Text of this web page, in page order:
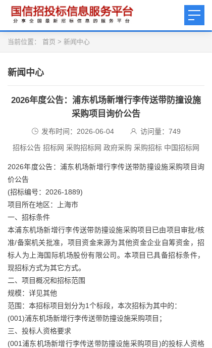
当前位置： 首页 > 新闻中心
新闻中心
2026年度公告：浦东机场新增行李传送带防撞设施
采购项目询价公告
发布时间：2026-06-04 访问量： 749
招标公告 招标网 采购招标网 政府采购 采购招标 中国招标网
2026年度公告：浦东机场新增行李传送带防撞设施采购项目询
价公告
(招标编号：2026-1889)
项目所在地区：上海市
一、招标条件
本浦东机场新增行李传送带防撞设施采购项目已由项目审批/核
准/备案机关批准，项目资金来源为其他资金企业自筹资金，招
标人为上海国际机场股份有限公司。本项目已具备招标条件，
现招标方式为其它方式。
二、项目概况和招标范围
规模：详见其他
范围：本招标项目划分为1个标段，本次招标为其中的：
(001)浦东机场新增行李传送带防撞设施采购项目；
三、投标人资格要求
(001浦东机场新增行李传送带防撞设施采购项目)的投标人资格